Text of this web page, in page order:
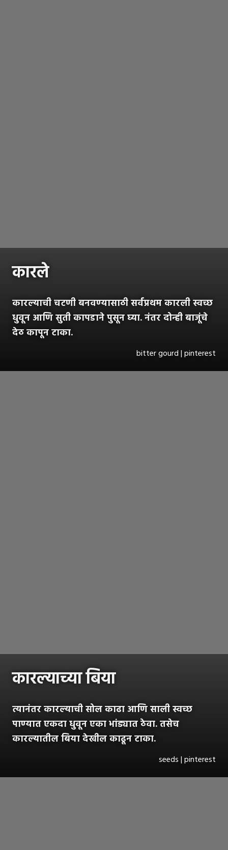
कारले
कारल्याची चटणी बनवण्यासाठी सर्वप्रथम कारली स्वच्छ
धुवून आणि सुती कापडाने पुसून घ्या. नंतर दोन्ही बाजूंचे
देठ कापून टाका.
bitter gourd | pinterest
कारल्याच्या बिया
त्यानंतर कारल्याची सोल काढा आणि साली स्वच्छ
पाण्यात एकदा धुवून एका भांड्यात ठेवा. तसेच
कारल्यातील बिया देखील काढून टाका.
seeds | pinterest